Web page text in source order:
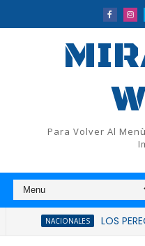
Para Volver Al
NACIONALES LOS PEREGRINOS